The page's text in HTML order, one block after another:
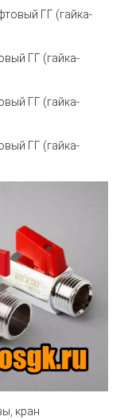
ГГ (гайка-
ГГ (гайка-
ГГ (гайка-
ГГ (гайка-
кран